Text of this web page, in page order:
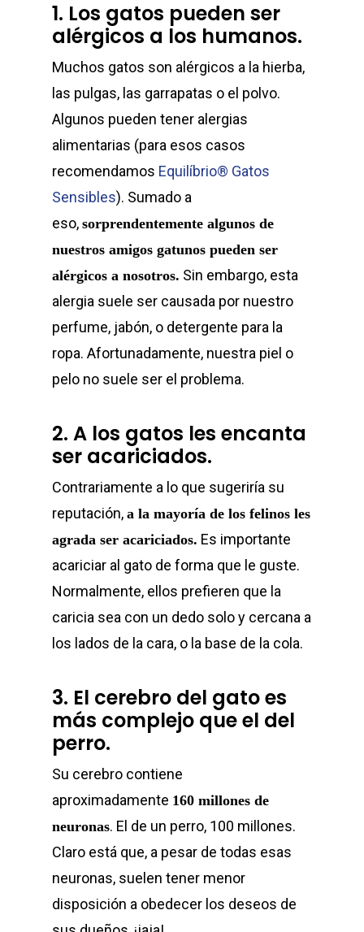
1. Los gatos pueden ser
alérgicos a los humanos.
Muchos gatos son alérgicos a la hierba,
las pulgas, las garrapatas o el polvo.
Algunos pueden tener alergias
alimentarias (para esos casos
recomendamos Equilíbrio® Gatos
Sensibles). Sumado a
eso, sorprendentemente algunos de
nuestros amigos gatunos pueden ser
alérgicos a nosotros. Sin embargo, esta
alergia suele ser causada por nuestro
perfume, jabón, o detergente para la
ropa. Afortunadamente, nuestra piel o
pelo no suele ser el problema.
2. A los gatos les encanta
ser acariciados.
Contrariamente a lo que sugeriría su
reputación, a la mayoría de los felinos les
agrada ser acariciados. Es importante
acariciar al gato de forma que le guste.
Normalmente, ellos prefieren que la
caricia sea con un dedo solo y cercana a
los lados de la cara, o la base de la cola.
3. El cerebro del gato es
más complejo que el del
perro.
Su cerebro contiene
aproximadamente 160 millones de
neuronas. El de un perro, 100 millones.
Claro está que, a pesar de todas esas
neuronas, suelen tener menor
disposición a obedecer los deseos de